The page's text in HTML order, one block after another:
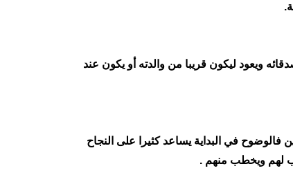
ويعود ليكون قريبا من والدته أو يكون عند
فالوضوح في البداية يساعد كثيرا على النجاح
لهم ويخطب منهم .